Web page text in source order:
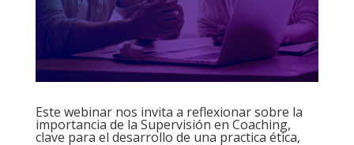
Este webinar nos invita a reflexionar sobre la
importancia de la Supervisión en Coaching,
clave para el desarrollo de una practica ética,